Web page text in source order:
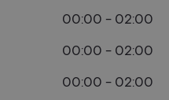
00:00 - 02:00
00:00 - 02:00
00:00 - 02:00